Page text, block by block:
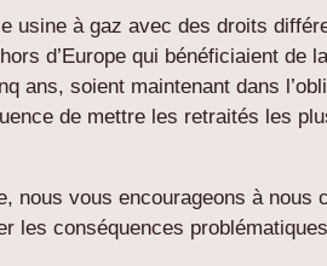
usine à gaz avec des droits
d’Europe qui bénéficiaient de
ans, soient maintenant dans
de mettre les retraités les
nous vous encourageons à nous
les conséquences